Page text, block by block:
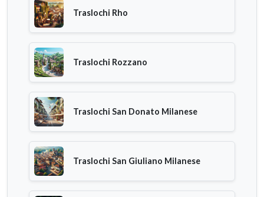
Traslochi Rho
Traslochi Rozzano
Traslochi San Donato Milanese
Traslochi San Giuliano Milanese